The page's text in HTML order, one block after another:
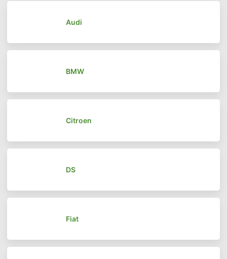
Audi
BMW
Citroen
DS
Fiat